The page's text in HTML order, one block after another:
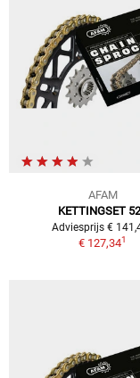
AFAM
KETTINGSET
Adviesprijs €
€ 127,341